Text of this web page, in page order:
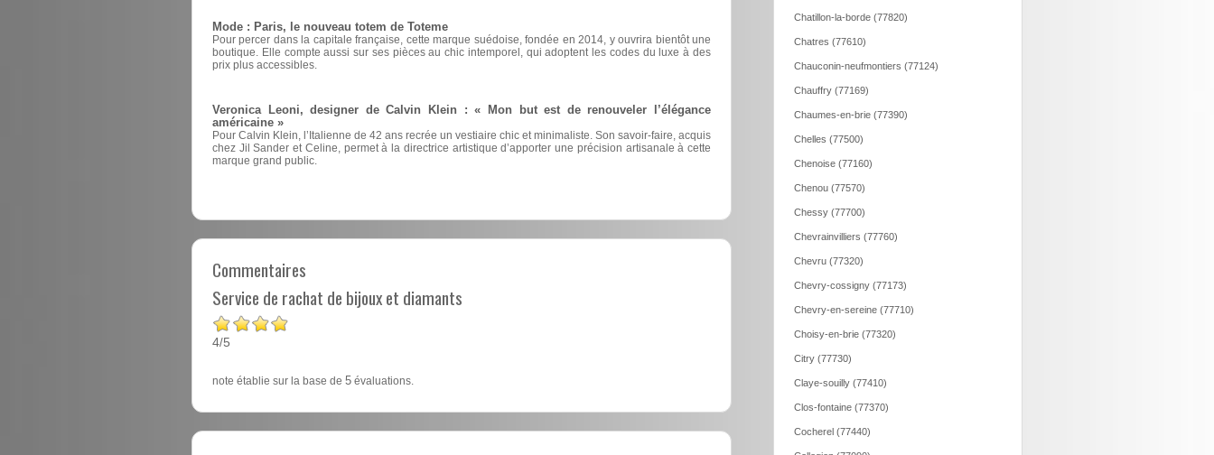
Mode : Paris, le nouveau totem de Toteme
Pour percer dans la capitale française, cette marque suédoise, fondée en 2014, y ouvrira bientôt une
boutique. Elle compte aussi sur ses pièces au chic intemporel, qui adoptent les codes du luxe à des
prix plus accessibles.
Veronica Leoni, designer de Calvin Klein : « Mon but est de renouveler l’élégance
américaine »
Pour Calvin Klein, l’Italienne de 42 ans recrée un vestiaire chic et minimaliste. Son savoir-faire, acquis
chez Jil Sander et Celine, permet à la directrice artistique d’apporter une précision artisanale à cette
marque grand public.
Commentaires
Service de rachat de bijoux et diamants
4/5
note établie sur la base de 5 évaluations.
Chatillon-la-borde (77820)
Chatres (77610)
Chauconin-neufmontiers (77124)
Chauffry (77169)
Chaumes-en-brie (77390)
Chelles (77500)
Chenoise (77160)
Chenou (77570)
Chessy (77700)
Chevrainvilliers (77760)
Chevru (77320)
Chevry-cossigny (77173)
Chevry-en-sereine (77710)
Choisy-en-brie (77320)
Citry (77730)
Claye-souilly (77410)
Clos-fontaine (77370)
Cocherel (77440)